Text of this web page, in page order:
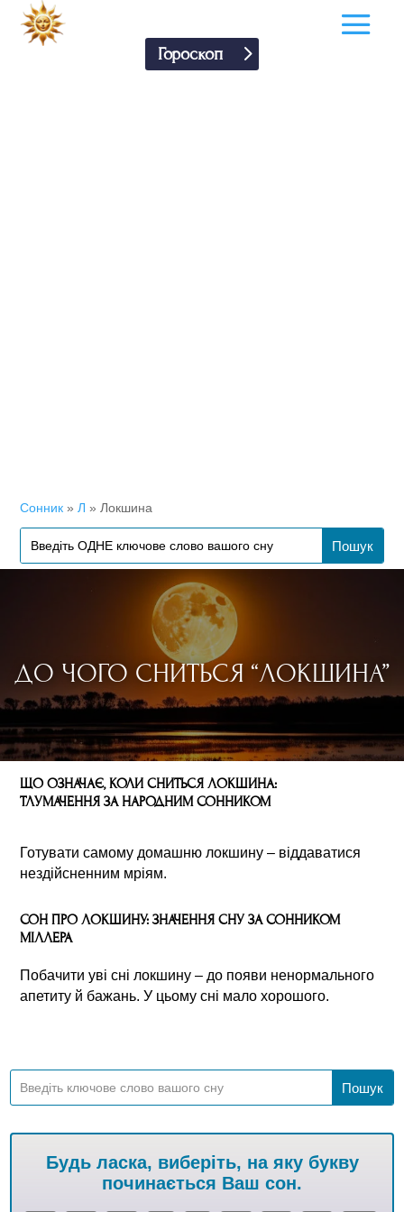
Гороскоп
Сонник » Л » Локшина
ДО ЧОГО СНИТЬСЯ “ЛОКШИНА”
ЩО ОЗНАЧАЄ, КОЛИ СНИТЬСЯ ЛОКШИНА:
ТЛУМАЧЕННЯ ЗА НАРОДНИМ СОННИКОМ
Готувати самому домашню локшину – віддаватися
нездійсненним мріям.
СОН ПРО ЛОКШИНУ: ЗНАЧЕННЯ СНУ ЗА СОННИКОМ
МІЛЛЕРА
Побачити уві сні локшину – до появи ненормального
апетиту й бажань. У цьому сні мало хорошого.
Будь ласка, виберіть, на яку букву
починається Ваш сон.